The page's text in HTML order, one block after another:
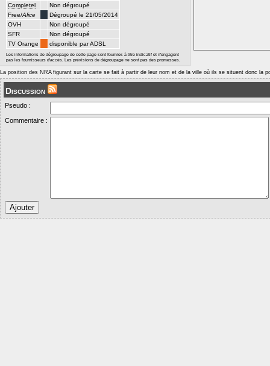
Completel
Non dégroupé
Free/Alice
Dégroupé le 21/05/2014
OVH
Non dégroupé
SFR
Non dégroupé
TV Orange
disponible par ADSL
Les informations de dégroupage de cette page sont fournies à titre indicatif et n'engagent
pas les fournisseurs d'accès. Les prévisions de dégroupage ne sont pas des promesses.
La position des NRA figurant sur la carte se fait à partir de leur nom et de la ville où ils se situent donc la
Discussion
Pseudo :
Commentaire :